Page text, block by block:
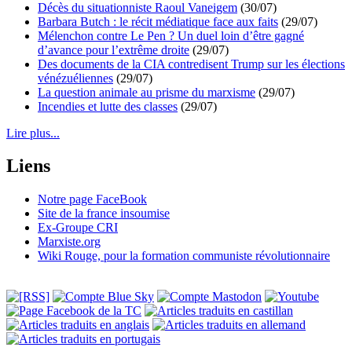
Décès du situationniste Raoul Vaneigem (30/07)
Barbara Butch : le récit médiatique face aux faits (29/07)
Mélenchon contre Le Pen ? Un duel loin d’être gagné
d’avance pour l’extrême droite (29/07)
Des documents de la CIA contredisent Trump sur les élections
vénézuéliennes (29/07)
La question animale au prisme du marxisme (29/07)
Incendies et lutte des classes (29/07)
Lire plus...
Liens
Notre page FaceBook
Site de la france insoumise
Ex-Groupe CRI
Marxiste.org
Wiki Rouge, pour la formation communiste révolutionnaire